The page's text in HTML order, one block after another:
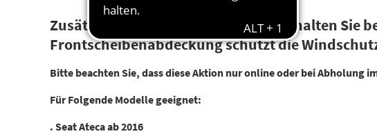
Zusätzlich zu den Wischerblättern erhalten Sie
Frontscheibenabdeckung schützt die
Bitte beachten Sie, dass diese Aktion nur online oder bei
Für Folgende Modelle geeignet:
. Seat Ateca ab 2016